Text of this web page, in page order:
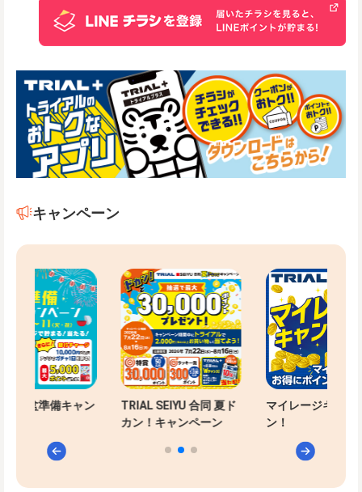
キャンペーン
お盆準備キャン
TRIAL SEIYU 合同 夏ド
カン！キャンペーン
マイレージキャン
ン！